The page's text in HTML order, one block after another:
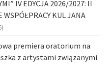
IV EDYCJA 2026/2027: II
WSPÓŁPRACY KUL JANA
premiera oratorium na
z artystami związanymi